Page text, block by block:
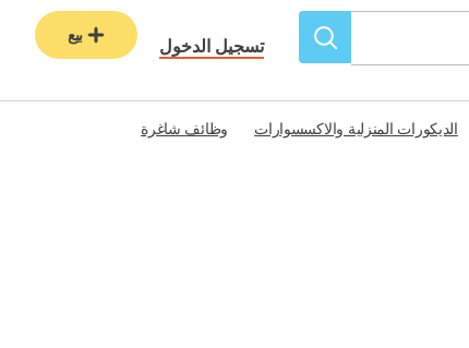
تسجيل الدخول
بيع
الديكورات المنزلية والاكسسوارات
وظائف شاغرة